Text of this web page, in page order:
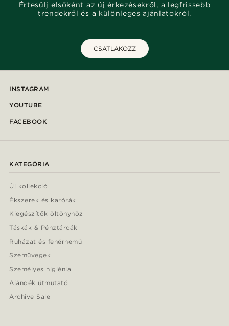
Értesülj elsőként az új érkezésekről, a legfrissebb
trendekről és a különleges ajánlatokról.
CSATLAKOZZ
INSTAGRAM
YOUTUBE
FACEBOOK
KATEGÓRIA
Új kollekció
Ékszerek és karórák
Kiegészítők öltönyhöz
Táskák & Pénztárcák
Ruházat és fehérnemű
Szemüvegek
Személyes higiénia
Ajándék útmutató
Archive Sale